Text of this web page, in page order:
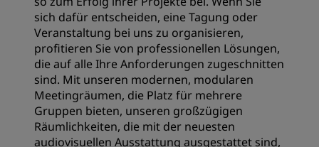
sich dafür entscheiden, eine Tagung oder
Veranstaltung bei uns zu organisieren,
profitieren Sie von professionellen Lösungen,
die auf alle Ihre Anforderungen zugeschnitten
sind. Mit unseren modernen, modularen
Meetingräumen, die Platz für mehrere
Gruppen bieten, unseren großzügigen
Räumlichkeiten, die mit der neuesten
audiovisuellen Ausstattung ausgestattet sind,